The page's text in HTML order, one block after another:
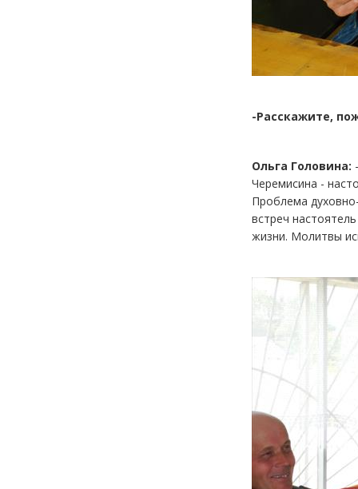
-Расскажите,
Ольга Головина:
Черемисина -
Проблема
встреч
жизни. Молитвы